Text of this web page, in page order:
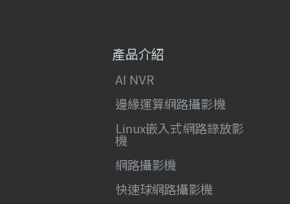
產品介紹
AI NVR
邊緣運算網路攝影機
Linux嵌入式網路錄放影
機
網路攝影機
快速球網路攝影機